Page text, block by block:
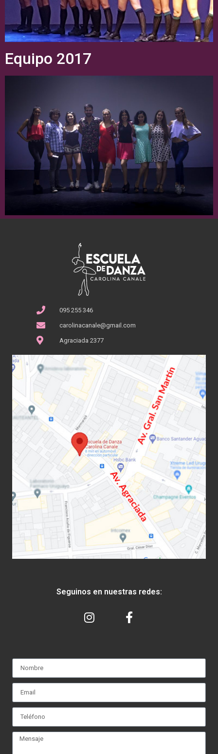
Equipo 2017
095 255 346
carolinacanale@gmail.com
Agraciada 2377
Seguinos en nuestras redes: